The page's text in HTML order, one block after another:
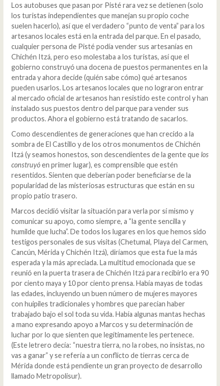
Los autobuses que pasan por Pisté rara vez se detienen (solo
los turistas independientes que manejan su propio coche
suelen hacerlo), así que el verdadero “punto de venta” para los
artesanos locales está en la entrada del parque. En el pasado,
cualquier persona de Pisté podía vender sus artesanías en
Chichén Itzá, pero eso molestaba a los turistas, así que el
gobierno construyó una docena de puestos permanentes en la
entrada y ahora decide (quién sabe cómo) qué artesanos
pueden usarlos. Los artesanos locales que no lograron entrar
al mercado oficial de artesanos han resistido este control y han
instalado sus puestos dentro del parque para vender sus
productos. Ahora el gobierno está tratando de sacarlos.
Como descendientes de generaciones que han crecido a la
sombra de El Castillo y de los otros monumentos de Chichén
Itzá (y seamos honestos, son descendientes de la gente quelos
construyóen primer lugar), es comprensible que estén
resentidos. Sienten que deberían poder beneficiarse de la
popularidad de las misteriosas estructuras que están en su
propio patio trasero.
Marcos decidió visitar la situación para verla por sí mismo y
comunicar su apoyo, como siempre, a “la gente sencilla y
humilde que lucha”. De todos los lugares en los que hemos sido
testigos personales de sus visitas (Chetumal, Playa del Carmen,
Cancún, Mérida y Chichén Itzá), diríamos que esta fue la más
esperada y la más apreciada. La multitud emocionada que se
reunió en la puerta trasera de Chichén Itzá para recibirlo era 90
por ciento maya y 10 por ciento prensa. Había mayas de todas
las edades, incluyendo un buen número de mujeres mayores
con huipiles tradicionales y hombres que parecían haber
trabajado bajo el sol toda su vida. Había algunas mantas hechas
a mano expresando apoyo a Marcos y su determinación de
luchar por lo que sienten que legítimamente les pertenece.
(Este letrero decía: “nuestra tierra, no la robes, no insistas, no
vas a ganar” y se refería a un conflicto de tierras cerca de
Mérida donde está pendiente un gran proyecto de desarrollo
llamado Metropolisur).